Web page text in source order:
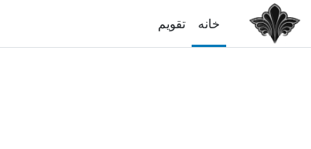
پرش به محتوای اصلی
خانه
تقویم